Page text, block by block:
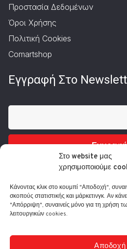
Στο website μας
χρησιμοποιούμε
Κάνοντας κλικ στο κουμπί "Αποδοχή",
σκοπούς στατιστικής και μάρκετινγκ. Αν
"Απόρριψη", συναινείς μόνο για τη χρήση
λειτουργικών cookies.
Αποδοχή
Προστασία Δεδομένων
Όροι Χρήσης
Πολιτική Cookies
Comartshop
Εγγραφή Στο
Τηλ.: 210 3416200